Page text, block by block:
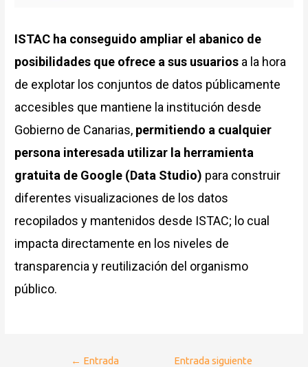
ISTAC ha conseguido ampliar el abanico de
posibilidades que ofrece a sus usuarios a la hora
de explotar los conjuntos de datos públicamente
accesibles que mantiene la institución desde
Gobierno de Canarias, permitiendo a cualquier
persona interesada utilizar la herramienta
gratuita de Google (Data Studio) para construir
diferentes visualizaciones de los datos
recopilados y mantenidos desde ISTAC; lo cual
impacta directamente en los niveles de
transparencia y reutilización del organismo
público.
← Entrada
Entrada siguiente